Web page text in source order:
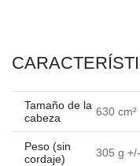
Tamaño de la
cabeza
630 cm²
Peso (sin
cordaje)
305 g